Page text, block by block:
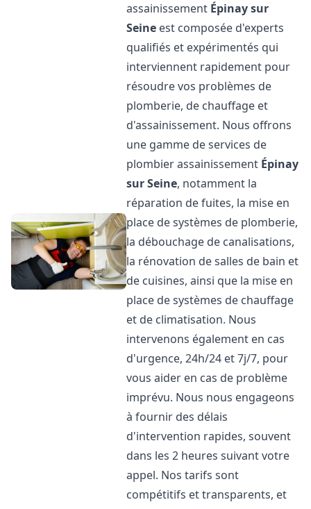
assainissement Épinay sur
Seine est composée d'experts
qualifiés et expérimentés qui
interviennent rapidement pour
résoudre vos problèmes de
plomberie, de chauffage et
d'assainissement. Nous offrons
une gamme de services de
plombier assainissement Épinay
sur Seine, notamment la
réparation de fuites, la mise en
place de systèmes de plomberie,
la débouchage de canalisations,
la rénovation de salles de bain et
de cuisines, ainsi que la mise en
place de systèmes de chauffage
et de climatisation. Nous
intervenons également en cas
d'urgence, 24h/24 et 7j/7, pour
vous aider en cas de problème
imprévu. Nous nous engageons
à fournir des délais
d'intervention rapides, souvent
dans les 2 heures suivant votre
appel. Nos tarifs sont
compétitifs et transparents, et